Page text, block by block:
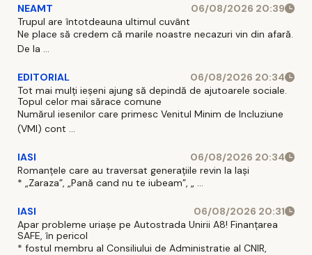
NEAMT
06/08/2026 20:39
Trupul are întotdeauna ultimul cuvânt
Ne place să credem că marile noastre necazuri vin din afară.
De la ...
EDITORIAL
06/08/2026 20:34
Tot mai mulți ieșeni ajung să depindă de ajutoarele sociale.
Topul celor mai sărace comune
Numărul iesenilor care primesc Venitul Minim de Incluziune
(VMI) cont ...
IASI
06/08/2026 20:34
Romanțele care au traversat generațiile revin la Iași
* „Zaraza”, „Pană cand nu te iubeam”, „ ...
IASI
06/08/2026 20:31
Apar probleme uriașe pe Autostrada Unirii A8! Finanțarea
SAFE, în pericol
* fostul membru al Consiliului de Administratie al CNIR,